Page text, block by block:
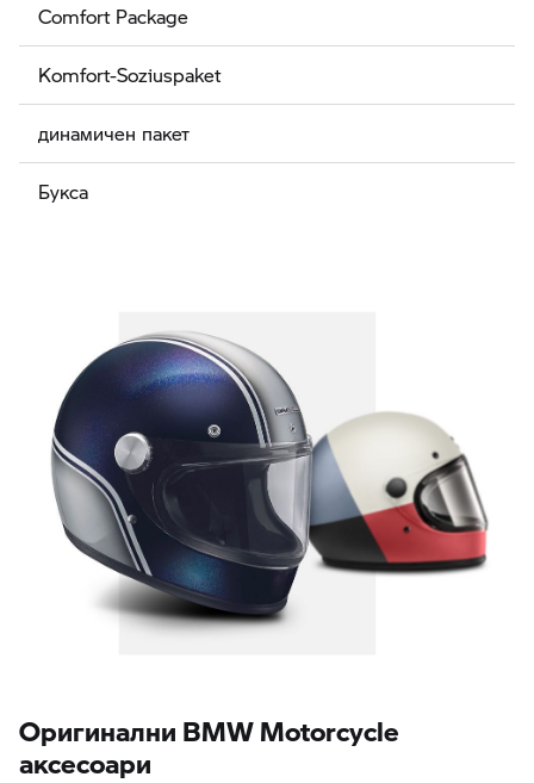
Comfort Package
Komfort-Soziuspaket
динамичен пакет
Букса
Oригинални BMW Motorcycle
аксесоари